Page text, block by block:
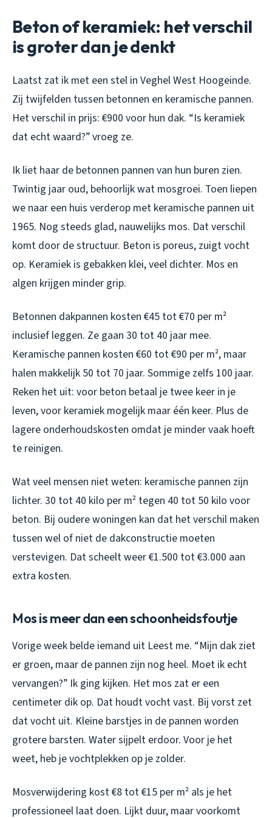
Beton of keramiek: het verschil
is groter dan je denkt
Laatst zat ik met een stel in Veghel West Hoogeinde.
Zij twijfelden tussen betonnen en keramische pannen.
Het verschil in prijs: €900 voor hun dak. “Is keramiek
dat echt waard?” vroeg ze.
Ik liet haar de betonnen pannen van hun buren zien.
Twintig jaar oud, behoorlijk wat mosgroei. Toen liepen
we naar een huis verderop met keramische pannen uit
1965. Nog steeds glad, nauwelijks mos. Dat verschil
komt door de structuur. Beton is poreus, zuigt vocht
op. Keramiek is gebakken klei, veel dichter. Mos en
algen krijgen minder grip.
Betonnen dakpannen kosten €45 tot €70 per m²
inclusief leggen. Ze gaan 30 tot 40 jaar mee.
Keramische pannen kosten €60 tot €90 per m², maar
halen makkelijk 50 tot 70 jaar. Sommige zelfs 100 jaar.
Reken het uit: voor beton betaal je twee keer in je
leven, voor keramiek mogelijk maar één keer. Plus de
lagere onderhoudskosten omdat je minder vaak hoeft
te reinigen.
Wat veel mensen niet weten: keramische pannen zijn
lichter. 30 tot 40 kilo per m² tegen 40 tot 50 kilo voor
beton. Bij oudere woningen kan dat het verschil maken
tussen wel of niet de dakconstructie moeten
verstevigen. Dat scheelt weer €1.500 tot €3.000 aan
extra kosten.
Mos is meer dan een schoonheidsfoutje
Vorige week belde iemand uit Leest me. “Mijn dak ziet
er groen, maar de pannen zijn nog heel. Moet ik echt
vervangen?” Ik ging kijken. Het mos zat er een
centimeter dik op. Dat houdt vocht vast. Bij vorst zet
dat vocht uit. Kleine barstjes in de pannen worden
grotere barsten. Water sijpelt erdoor. Voor je het
weet, heb je vochtplekken op je zolder.
Mosverwijdering kost €8 tot €15 per m² als je het
professioneel laat doen. Lijkt duur, maar voorkomt